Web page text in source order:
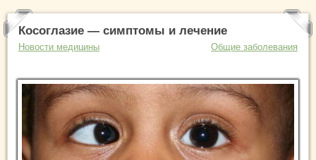
Косоглазие — симптомы и лечение
Новости медицины Общие заболевания